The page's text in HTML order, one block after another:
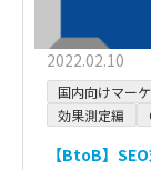
2022.02.10
国内向けマー
効果測定編
【BtoB】